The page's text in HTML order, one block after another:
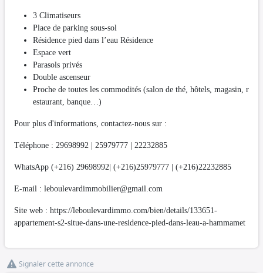
3 Climatiseurs
Place de parking sous-sol
Résidence pied dans l’eau Résidence
Espace vert
Parasols privés
Double ascenseur
Proche de toutes les commodités (salon de thé, hôtels, magasin, r
estaurant, banque…)
Pour plus d'informations, contactez-nous sur :
Téléphone : 29698992­ | 25979777 | 22232885
WhatsApp (+216) 29698992| (+216)25979777 | (+216)22232885
E-mail : leboulevardimmobilier@gmail.com
Site web : https://leboulevardimmo.com/bien/details/133651-
appartement-s2-situe-dans-une-residence-pied-dans-leau-a-hammamet
Signaler cette annonce